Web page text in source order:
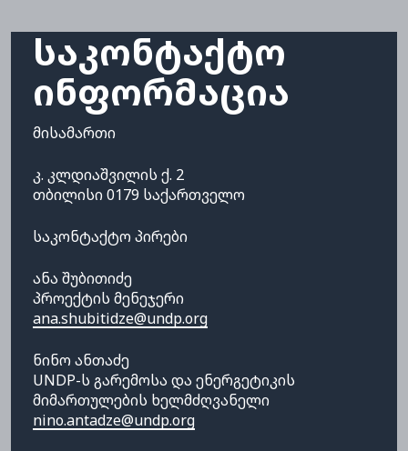
საკონტაქტო
ინფორმაცია
მისამართი
კ. კლდიაშვილის ქ. 2
თბილისი 0179 საქართველო
საკონტაქტო პირები
ანა შუბითიძე
პროექტის მენეჯერი
ana.shubitidze@undp.org
ნინო ანთაძე
UNDP-ს გარემოსა და ენერგეტიკის
მიმართულების ხელმძღვანელი
nino.antadze@undp.org